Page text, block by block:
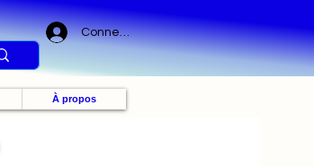
Connexion
À propos